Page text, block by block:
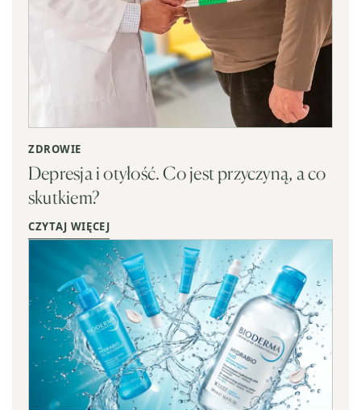
ZDROWIE
Depresja i otyłość. Co jest przyczyną, a co
skutkiem?
CZYTAJ WIĘCEJ